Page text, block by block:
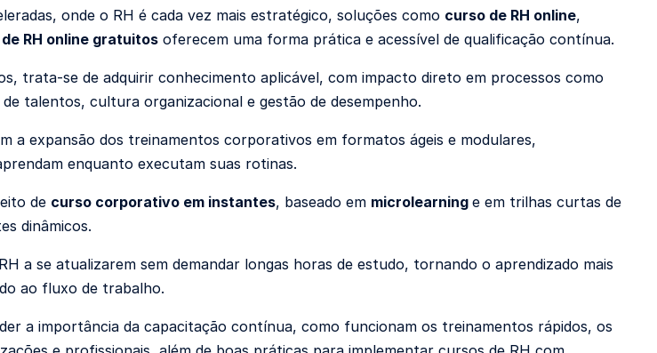
onde o RH é cada vez mais estratégico, soluções como curso de RH online,
RH online gratuitos oferecem uma forma prática e acessível de qualificação contínua.
trata-se de adquirir conhecimento aplicável, com impacto direto em processos como
talentos, cultura organizacional e gestão de desempenho.
a expansão dos treinamentos corporativos em formatos ágeis e modulares,
enquanto executam suas rotinas.
de curso corporativo em instantes, baseado em microlearning e em trilhas curtas de
dinâmicos.
a se atualizarem sem demandar longas horas de estudo, tornando o aprendizado mais
ao fluxo de trabalho.
a importância da capacitação contínua, como funcionam os treinamentos rápidos, os